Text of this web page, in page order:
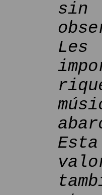
sin
Les